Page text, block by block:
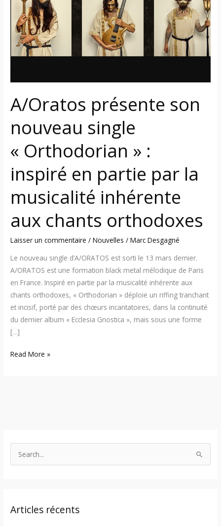
A/Oratos présente son
nouveau single
« Orthodorian » :
inspiré en partie par la
musicalité inhérente
aux chants orthodoxes
Laisser un commentaire /Nouvelles /Marc Desgagné
Le nouveau single d’A/ORATOS est sorti le 13 mars dernier.
A/ORATOS est une formation black metal mélodique de Paris
en France. Inspiré en partie par la musicalité inhérente aux
chants orthodoxes, « Orthodorian » déploie un riffing tranchant
et incisif, porté par des chœurs incantatoires, dans la continuité
du dernier album « Ecclesia Gnostica », mais sous une forme
[…]
nouveau
single
« Orthodorian »
inspiré
la
inhérente
chants
Read More »
c
Articles récents